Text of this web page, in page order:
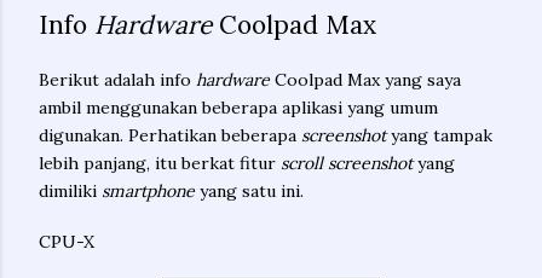
Info HardwareCoolpad Max
Berikut adalah info hardware Coolpad Max yang saya
ambil menggunakan beberapa aplikasi yang umum
digunakan. Perhatikan beberapa screenshotyang tampak
lebih panjang, itu berkat fitur scroll screenshotyang
dimiliki smartphone yang satu ini.
CPU-X